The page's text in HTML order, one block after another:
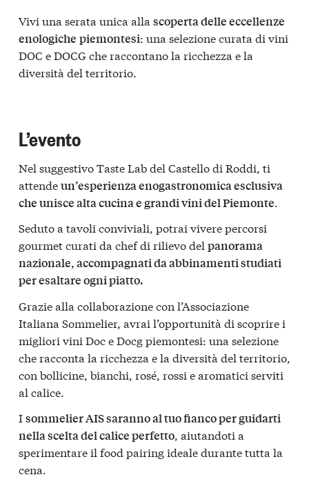
Vivi una serata unica alla scoperta delle eccellenze
enologiche piemontesi: una selezione curata di vini
DOC e DOCG che raccontano la ricchezza e la
diversità del territorio.
L’evento
Nel suggestivo Taste Lab del Castello di Roddi, ti
attendeun’esperienza enogastronomica esclusiva
che unisce alta cucina e grandi vini del Piemonte
Seduto a tavoli conviviali, potrai vivere percorsi
gourmet curati da chef di rilievo del panorama
nazionale, accompagnati da abbinamenti studiati
per esaltare ogni piatto.
Grazie alla collaborazione con l’Associazione
Italiana Sommelier, avrai l’opportunità di scoprire i
migliori vini Doc e Docg piemontesi: una selezione
che racconta la ricchezza e la diversità del territorio,
con bollicine, bianchi, rosé, rossi e aromatici serviti
al calice.
Isommelier AIS saranno al tuo fianco per guidarti
nella scelta del calice perfetto, aiutandoti a
sperimentare il food pairing ideale durante tutta la
cena.